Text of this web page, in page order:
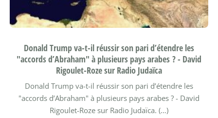
Donald Trump va-t-il réussir son pari d’étendre les
"accords d’Abraham" à plusieurs pays arabes ? - David
Rigoulet-Roze sur Radio Judaïca
Donald Trump va-t-il réussir son pari d’étendre les
"accords d’Abraham" à plusieurs pays arabes ? - David
Rigoulet-Roze sur Radio Judaïca. (…)